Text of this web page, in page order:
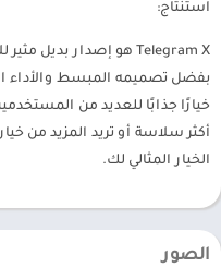
استنتاج:
بفضل تصميمه المبسط والأداء
خيارًا جذابًا للعديد من
الخيار المثالي لك.
الصور